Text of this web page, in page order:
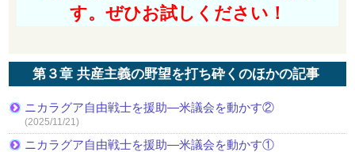
す。ぜひお試しください！
第３章 共産主義の野望を打ち砕くのほかの記事
ニカラグア自由戦士を援助—米議会を動かす②
(2025/11/21)
ニカラグア自由戦士を援助—米議会を動かす①